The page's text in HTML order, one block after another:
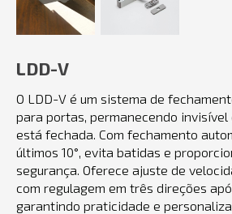
LDD-V
O LDD-V é um sistema de
para portas, permanecendo invisível
está fechada. Com fechamento
últimos 10°, evita batidas e
segurança. Oferece ajuste de
com regulagem em três direções
garantindo praticidade e